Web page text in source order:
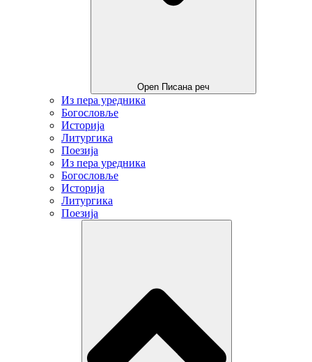
Open Писана реч
Из пера уредника
Богословље
Историја
Литургика
Поезија
Из пера уредника
Богословље
Историја
Литургика
Поезија